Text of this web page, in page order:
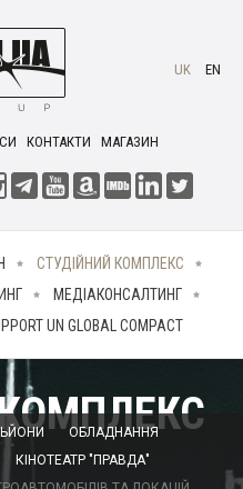
КОНТАКТИ МАГАЗИН
UK EN
СТУДІЙНИЙ КОМПЛЕКС
МЕДІАКОНСАЛТИНГ
UN GLOBAL COMPACT
ОБЛАДНАННЯ
КІНОТЕАТР "ПРАВДА"